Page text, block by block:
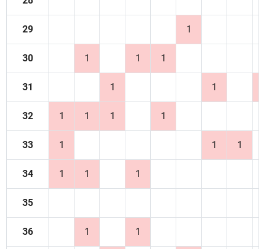
29 1
30 1 1 1
31 1 1
32 1 1 1 1
33 1 1 1
34 1 1 1
35
36 1 1